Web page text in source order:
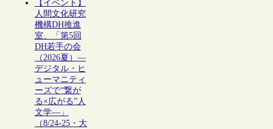
【イベント】
人間文化研究
機構DH推進
室、「第5回
DH若手の会
（2026夏）―
デジタル・ヒ
ューマニティ
ーズで“繋が
る×広がる”人
文学―」
（8/24-25・大